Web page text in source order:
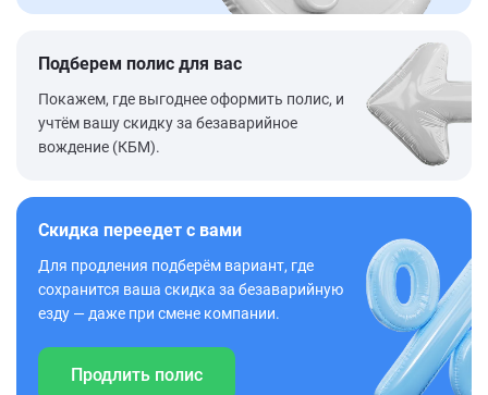
Подберем полис для вас
Покажем, где выгоднее оформить полис, и
учтём вашу скидку за безаварийное
вождение (КБМ).
Скидка переедет с вами
Для продления подберём вариант, где
сохранится ваша скидка за безаварийную
езду — даже при смене компании.
Продлить полис